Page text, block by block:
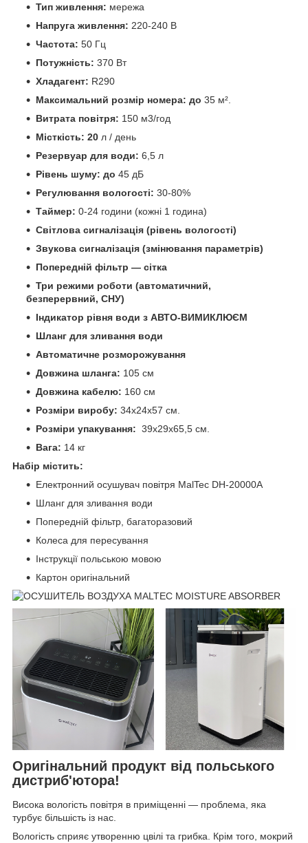
Тип живлення: мережа
Напруга живлення: 220-240 В
Частота: 50 Гц
Потужність: 370 Вт
Хладагент: R290
Максимальний розмір номера: до 35 м².
Витрата повітря: 150 м3/год
Місткість: 20 л / день
Резервуар для води: 6,5 л
Рівень шуму: до 45 дБ
Регулювання вологості: 30-80%
Таймер: 0-24 години (кожні 1 година)
Світлова сигналізація (рівень вологості)
Звукова сигналізація (змінювання параметрів)
Попередній фільтр — сітка
Три режими роботи (автоматичний,
безперервний, СНУ)
Індикатор рівня води з АВТО-ВИМИКЛЮЄМ
Шланг для зливання води
Автоматичне розморожування
Довжина шланга: 105 см
Довжина кабелю: 160 см
Розміри виробу: 34x24x57 см.
Розміри упакування: 39x29x65,5 см.
Вага: 14 кг
Набір містить:
Електронний осушувач повітря MalTec DH-20000A
Шланг для зливання води
Попередній фільтр, багаторазовий
Колеса для пересування
Інструкції польською мовою
Картон оригінальний
Оригінальний продукт від польського
дистриб'ютора!
Висока вологість повітря в приміщенні — проблема, яка
турбує більшість із нас.
Вологість сприяє утворенню цвілі та грибка. Крім того, мокрий